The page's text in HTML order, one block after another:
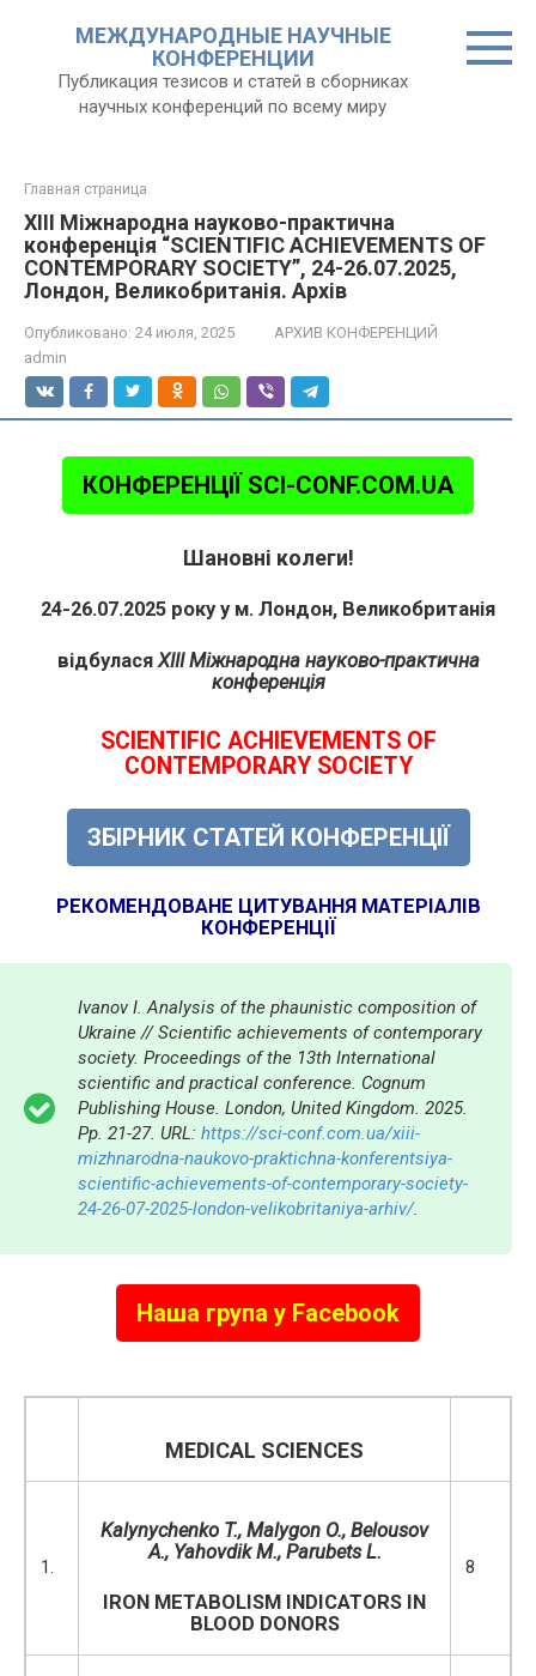
МЕЖДУНАРОДНЫЕ НАУЧНЫЕ
КОНФЕРЕНЦИИ
Публикация тезисов и статей в сборниках
научных конференций по всему миру
Главная страница
XIII Міжнародна науково-практична
конференція “SCIENTIFIC ACHIEVEMENTS OF
CONTEMPORARY SOCIETY”, 24-26.07.2025,
Лондон, Великобританія. Архів
Опубликовано: 24 июля, 2025
АРХИВ КОНФЕРЕНЦИЙ
admin
КОНФЕРЕНЦІЇ SCI-CONF.COM.UA
Шановні колеги!
24-26.07.2025 року у м. Лондон, Великобританія
відбулася XIII Міжнародна науково-практична
конференція
SCIENTIFIC ACHIEVEMENTS OF
CONTEMPORARY SOCIETY
ЗБІРНИК СТАТЕЙ КОНФЕРЕНЦІЇ
РЕКОМЕНДОВАНЕ ЦИТУВАННЯ МАТЕРІАЛІВ
КОНФЕРЕНЦІЇ
Ivanov I. Analysis of the phaunistic composition of
Ukraine // Scientific achievements of contemporary
society. Proceedings of the 13th International
scientific and practical conference. Cognum
Publishing House. London, United Kingdom. 2025.
Pp. 21-27. URL: https://sci-conf.com.ua/xiii-
mizhnarodna-naukovo-praktichna-konferentsiya-
scientific-achievements-of-contemporary-society-
24-26-07-2025-london-velikobritaniya-arhiv/.
Наша група у Facebook
MEDICAL SCIENCES
1.
Kalynychenko T., Malygon O., Belousov
A., Yahovdik M., Parubets L.
IRON METABOLISM INDICATORS IN
BLOOD DONORS
8